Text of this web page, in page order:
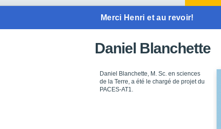
Merci Henri et au revoir!
Daniel Blanchette
Daniel Blanchette, M. Sc. en sciences
de la Terre, a été le chargé de projet du
PACES-AT1.